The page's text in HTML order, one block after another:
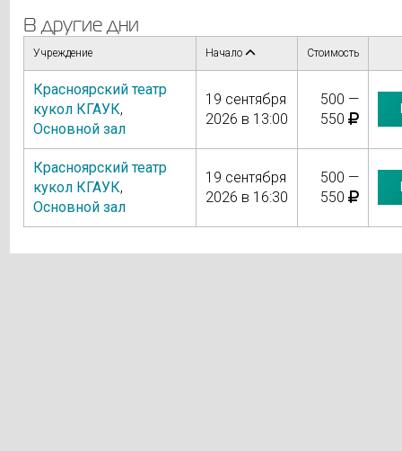
В другие дни
Учреждение Начало Стоимость
Красноярский театр
кукол КГАУК,
Основной зал
19 сентября
2026 в 13:00
500 —
550
Красноярский театр
кукол КГАУК,
Основной зал
19 сентября
2026 в 16:30
500 —
550